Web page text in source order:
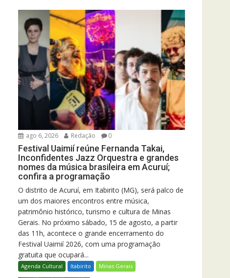
ago 6, 2026 Redação 0
Festival Uaimií reúne Fernanda Takai,
Inconfidentes Jazz Orquestra e grandes
nomes da música brasileira em Acuruí;
confira a programação
O distrito de Acuruí, em Itabirito (MG), será palco de
um dos maiores encontros entre música,
patrimônio histórico, turismo e cultura de Minas
Gerais. No próximo sábado, 15 de agosto, a partir
das 11h, acontece o grande encerramento do
Festival Uaimií 2026, com uma programação
gratuita que ocupará...
Agenda Cultural Itabirito Minas Gerais